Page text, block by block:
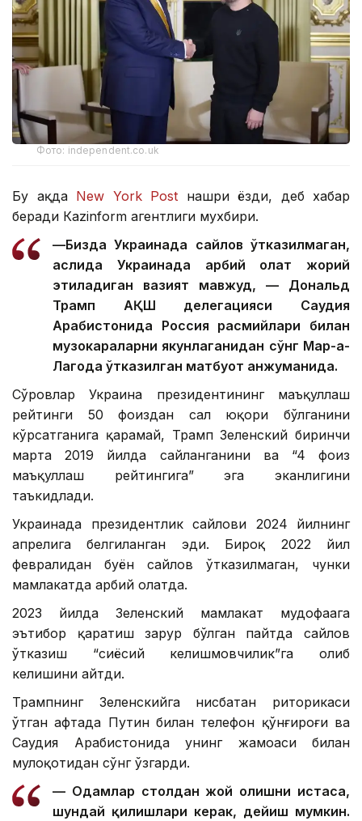
Фото: independent.co.uk
Бу ҳақда New York Post нашри ёзди, деб хабар
беради Кazinform агентлиги мухбири.
—Бизда Украинада сайлов ўтказилмаган,
аслида Украинада ҳарбий ҳолат жорий
этиладиган вазият мавжуд, — Дональд
Трамп АҚШ делегацияси Саудия
Арабистонида Россия расмийлари билан
музокараларни якунлаганидан сўнг Мар-а-
Лагода ўтказилган матбуот анжуманида.
Сўровлар Украина президентининг маъқуллаш
рейтинги 50 фоиздан сал юқори бўлганини
кўрсатганига қарамай, Трамп Зеленский биринчи
марта 2019 йилда сайланганини ва “4 фоиз
маъқуллаш рейтингига” эга эканлигини
таъкидлади.
Украинада президентлик сайлови 2024 йилнинг
апрелига белгиланган эди. Бироқ 2022 йил
февралидан буён сайлов ўтказилмаган, чунки
мамлакатда ҳарбий ҳолатда.
2023 йилда Зеленский мамлакат мудофаага
эътибор қаратиш зарур бўлган пайтда сайлов
ўтказиш “сиёсий келишмовчилик”га олиб
келишини айтди.
Трампнинг Зеленскийга нисбатан риторикаси
ўтган ҳафтада Путин билан телефон қўнғироғи ва
Саудия Арабистонида унинг жамоаси билан
мулоқотидан сўнг ўзгарди.
— Одамлар столдан жой олишни истаса,
шундай қилишлари керак, дейиш мумкин.